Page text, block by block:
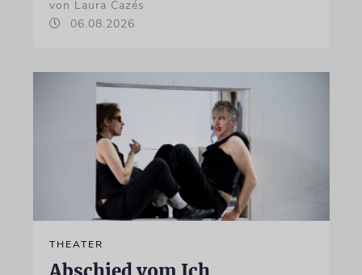
von Laura Cazés
06.08.2026
THEATER